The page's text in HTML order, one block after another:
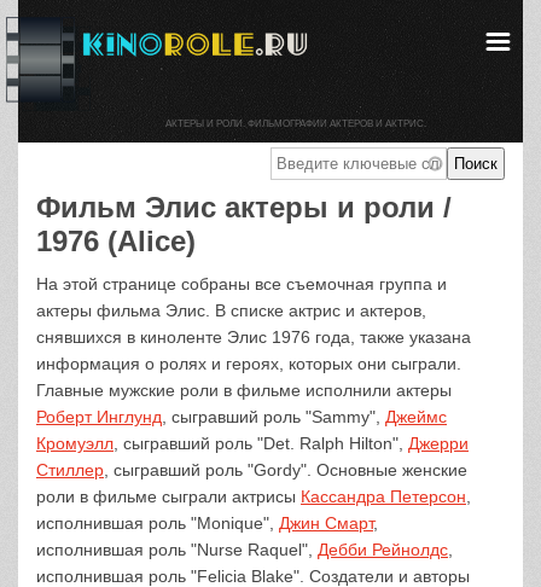
Фильм Элис актеры и роли /
1976 (Alice)
На этой странице собраны все съемочная группа и
актеры фильма Элис. В списке актрис и актеров,
снявшихся в киноленте Элис 1976 года, также указана
информация о ролях и героях, которых они сыграли.
Главные мужские роли в фильме исполнили актеры
Роберт Инглунд , сыгравший роль "Sammy", Джеймс
Кромуэлл , сыгравший роль "Det. Ralph Hilton", Джерри
Стиллер , сыгравший роль "Gordy". Основные женские
роли в фильме сыграли актрисы Кассандра Петерсон
исполнившая роль "Monique", Джин Смарт,
исполнившая роль "Nurse Raquel", Дебби Рейнолдс
исполнившая роль "Felicia Blake". Создатели и авторы
АКТЕРЫ И РОЛИ. ФИЛЬМОГРАФИИ АКТЕРОВ И АКТРИС.